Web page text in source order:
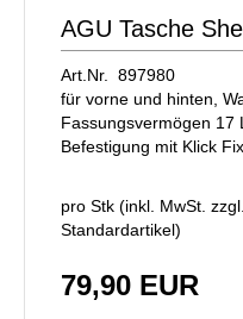
AGU Tasche
Art.Nr. 897980
für vorne und hinten,
Fassungsvermögen 17
Befestigung mit Klick
pro Stk (inkl. MwSt. zzgl.
Standardartikel)
79,90 EUR